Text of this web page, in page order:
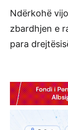
Ndërkohë
zbardhjen e
para